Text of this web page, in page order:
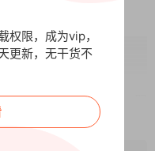
录：这是它的核心能力。即
模式
清空了所
权限，成为vip，
更新，无干货不